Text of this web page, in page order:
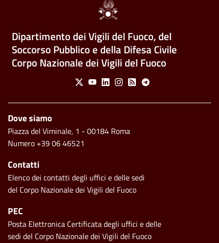
Dipartimento dei Vigili del Fuoco, del
Soccorso Pubblico e della Difesa Civile
Corpo Nazionale dei Vigili del Fuoco
Social Menu
X YoutubeLinkedinInstagram
Feed Telegram
Piè di pagina
Dove siamo
Piazza del Viminale, 1 - 00184 Roma
Numero +39 06 46521
Contatti
Elenco dei contatti degli uffici e delle sedi
del Corpo Nazionale dei Vigili del Fuoco
PEC
Posta Elettronica Certificata degli uffici e delle
sedi del Corpo Nazionale dei Vigili del Fuoco